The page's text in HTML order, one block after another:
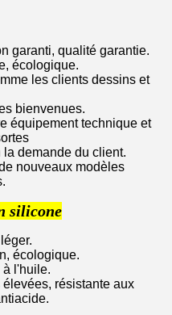
garanti, qualité garantie.
écologique.
les clients dessins et
bienvenues.
équipement technique et
demande du client.
nouveaux modèles
silicone
écologique.
à l'huile.
résistante aux